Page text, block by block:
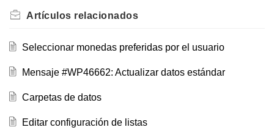
Artículos relacionados
Seleccionar monedas preferidas por el usuario
Mensaje #WP46662: Actualizar datos estándar
Carpetas de datos
Editar configuración de listas